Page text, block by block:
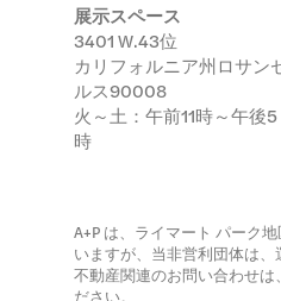
展示スペース
3401 W.43位
カリフォルニア州ロサン
ルス90008
火～土：午前11時～午後5
時
A+P は、ライマート パーク
いますが、当非営利団体は
不動産関連のお問い合わせ
ださい。